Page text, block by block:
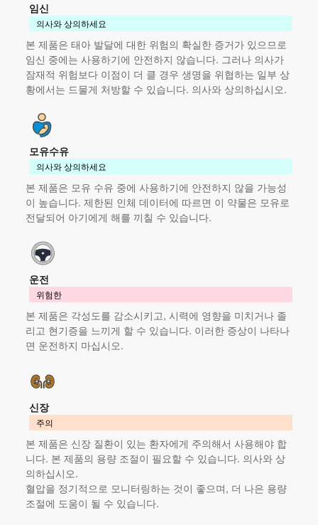
임신
의사와 상의하세요
본 제품은 태아 발달에 대한 위험의 확실한 증거가 있으므로
임신 중에는 사용하기에 안전하지 않습니다. 그러나 의사가
잠재적 위험보다 이점이 더 클 경우 생명을 위협하는 일부 상
황에서는 드물게 처방할 수 있습니다. 의사와 상의하십시오.
모유수유
의사와 상의하세요
본 제품은 모유 수유 중에 사용하기에 안전하지 않을 가능성
이 높습니다. 제한된 인체 데이터에 따르면 이 약물은 모유로
전달되어 아기에게 해를 끼칠 수 있습니다.
운전
위험한
본 제품은 각성도를 감소시키고, 시력에 영향을 미치거나 졸
리고 현기증을 느끼게 할 수 있습니다. 이러한 증상이 나타나
면 운전하지 마십시오.
신장
주의
본 제품은 신장 질환이 있는 환자에게 주의해서 사용해야 합
니다. 본 제품의 용량 조절이 필요할 수 있습니다. 의사와 상
의하십시오.
혈압을 정기적으로 모니터링하는 것이 좋으며, 더 나은 용량
조절에 도움이 될 수 있습니다.